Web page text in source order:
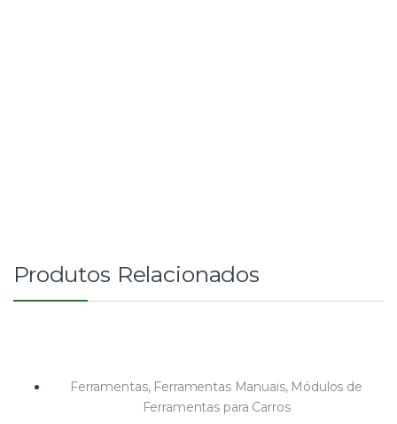
Produtos Relacionados
Ferramentas, Ferramentas Manuais, Módulos de
Ferramentas para Carros